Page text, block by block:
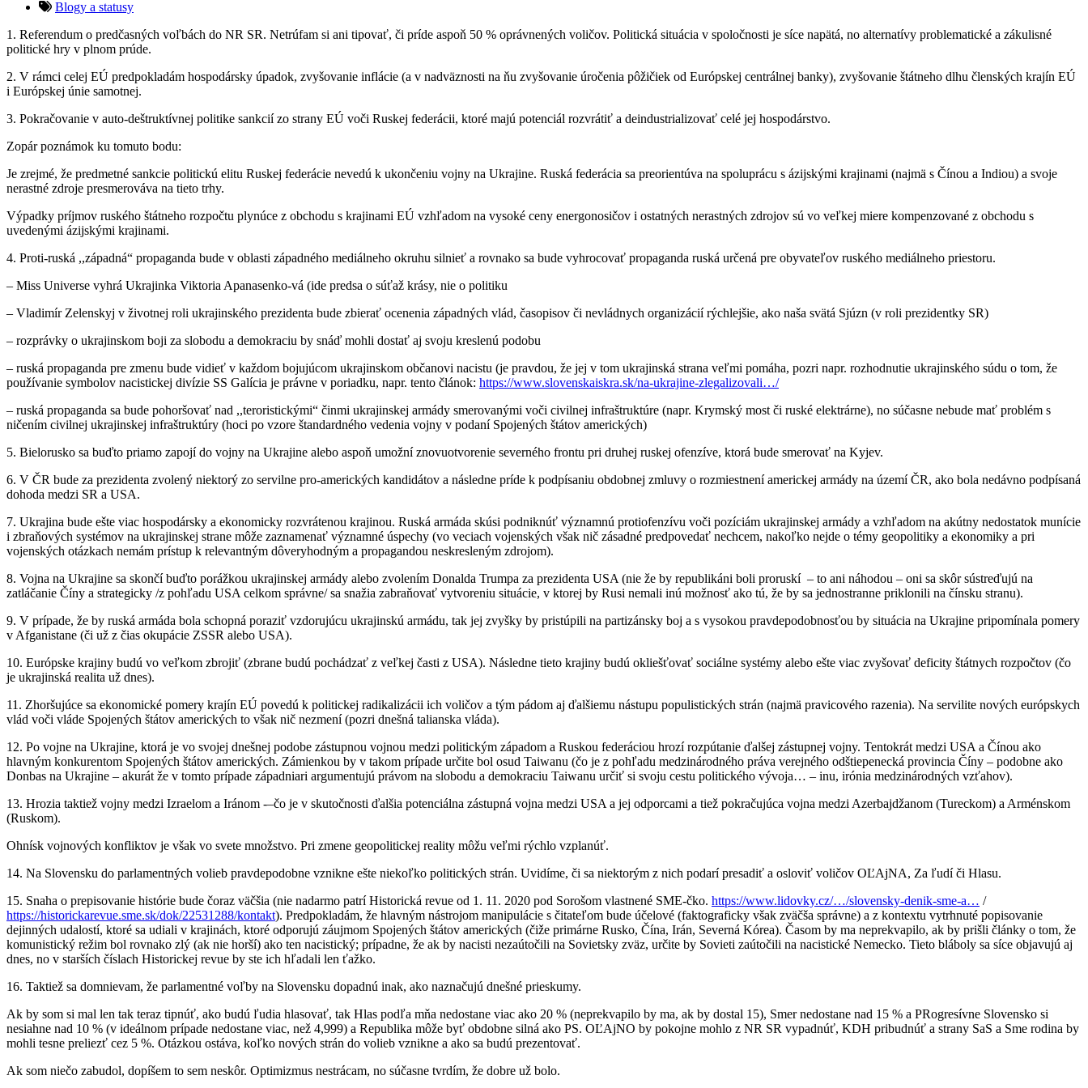
Blogy a statusy
1. Referendum o predčasných voľbách do NR SR. Netrúfam si ani tipovať, či príde aspoň 50 % oprávnených voličov. Politická situácia v spoločnosti je síce napätá, no alternatívy problematické a zákulisné
politické hry v plnom prúde.
2. V rámci celej EÚ predpokladám hospodársky úpadok, zvyšovanie inflácie (a v nadväznosti na ňu zvyšovanie úročenia pôžičiek od Európskej centrálnej banky), zvyšovanie štátneho dlhu členských krajín EÚ
i Európskej únie samotnej.
3. Pokračovanie v auto-deštruktívnej politike sankcií zo strany EÚ voči Ruskej federácii, ktoré majú potenciál rozvrátiť a deindustrializovať celé jej hospodárstvo.
Zopár poznámok ku tomuto bodu:
Je zrejmé, že predmetné sankcie politickú elitu Ruskej federácie nevedú k ukončeniu vojny na Ukrajine. Ruská federácia sa preorientúva na spoluprácu s ázijskými krajinami (najmä s Čínou a Indiou) a svoje
nerastné zdroje presmerováva na tieto trhy.
Výpadky príjmov ruského štátneho rozpočtu plynúce z obchodu s krajinami EÚ vzhľadom na vysoké ceny energonosičov i ostatných nerastných zdrojov sú vo veľkej miere kompenzované z obchodu s
uvedenými ázijskými krajinami.
4. Proti-ruská ,,západná“ propaganda bude v oblasti západného mediálneho okruhu silnieť a rovnako sa bude vyhrocovať propaganda ruská určená pre obyvateľov ruského mediálneho priestoru.
– Miss Universe vyhrá Ukrajinka Viktoria Apanasenko-vá (ide predsa o súťaž krásy, nie o politiku
– Vladimír Zelenskyj v životnej roli ukrajinského prezidenta bude zbierať ocenenia západných vlád, časopisov či nevládnych organizácií rýchlejšie, ako naša svätá Sjúzn (v roli prezidentky SR)
– rozprávky o ukrajinskom boji za slobodu a demokraciu by snáď mohli dostať aj svoju kreslenú podobu
– ruská propaganda pre zmenu bude vidieť v každom bojujúcom ukrajinskom občanovi nacistu (je pravdou, že jej v tom ukrajinská strana veľmi pomáha, pozri napr. rozhodnutie ukrajinského súdu o tom, že
používanie symbolov nacistickej divízie SS Galícia je právne v poriadku, napr. tento článok: https://www.slovenskaiskra.sk/na-ukrajine-zlegalizovali…/
– ruská propaganda sa bude pohoršovať nad ,,teroristickými“ činmi ukrajinskej armády smerovanými voči civilnej infraštruktúre (napr. Krymský most či ruské elektrárne), no súčasne nebude mať problém s
ničením civilnej ukrajinskej infraštruktúry (hoci po vzore štandardného vedenia vojny v podaní Spojených štátov amerických)
5. Bielorusko sa buďto priamo zapojí do vojny na Ukrajine alebo aspoň umožní znovuotvorenie severného frontu pri druhej ruskej ofenzíve, ktorá bude smerovať na Kyjev.
6. V ČR bude za prezidenta zvolený niektorý zo servilne pro-amerických kandidátov a následne príde k podpísaniu obdobnej zmluvy o rozmiestnení americkej armády na území ČR, ako bola nedávno podpísaná
dohoda medzi SR a USA.
7. Ukrajina bude ešte viac hospodársky a ekonomicky rozvrátenou krajinou. Ruská armáda skúsi podniknúť významnú protiofenzívu voči pozíciám ukrajinskej armády a vzhľadom na akútny nedostatok munície
i zbraňových systémov na ukrajinskej strane môže zaznamenať významné úspechy (vo veciach vojenských však nič zásadné predpovedať nechcem, nakoľko nejde o témy geopolitiky a ekonomiky a pri
vojenských otázkach nemám prístup k relevantným dôveryhodným a propagandou neskresleným zdrojom).
8. Vojna na Ukrajine sa skončí buďto porážkou ukrajinskej armády alebo zvolením Donalda Trumpa za prezidenta USA (nie že by republikáni boli proruskí – to ani náhodou – oni sa skôr sústreďujú na
zatláčanie Číny a strategicky /z pohľadu USA celkom správne/ sa snažia zabraňovať vytvoreniu situácie, v ktorej by Rusi nemali inú možnosť ako tú, že by sa jednostranne priklonili na čínsku stranu).
9. V prípade, že by ruská armáda bola schopná poraziť vzdorujúcu ukrajinskú armádu, tak jej zvyšky by pristúpili na partizánsky boj a s vysokou pravdepodobnosťou by situácia na Ukrajine pripomínala pomery
v Afganistane (či už z čias okupácie ZSSR alebo USA).
10. Európske krajiny budú vo veľkom zbrojiť (zbrane budú pochádzať z veľkej časti z USA). Následne tieto krajiny budú okliešťovať sociálne systémy alebo ešte viac zvyšovať deficity štátnych rozpočtov (čo
je ukrajinská realita už dnes).
11. Zhoršujúce sa ekonomické pomery krajín EÚ povedú k politickej radikalizácii ich voličov a tým pádom aj ďalšiemu nástupu populistických strán (najmä pravicového razenia). Na servilite nových európskych
vlád voči vláde Spojených štátov amerických to však nič nezmení (pozri dnešná talianska vláda).
12. Po vojne na Ukrajine, ktorá je vo svojej dnešnej podobe zástupnou vojnou medzi politickým západom a Ruskou federáciou hrozí rozpútanie ďalšej zástupnej vojny. Tentokrát medzi USA a Čínou ako
hlavným konkurentom Spojených štátov amerických. Zámienkou by v takom prípade určite bol osud Taiwanu (čo je z pohľadu medzinárodného práva verejného odštiepenecká provincia Číny – podobne ako
Donbas na Ukrajine – akurát že v tomto prípade západniari argumentujú právom na slobodu a demokraciu Taiwanu určiť si svoju cestu politického vývoja… – inu, irónia medzinárodných vzťahov).
13. Hrozia taktiež vojny medzi Izraelom a Iránom -–čo je v skutočnosti ďalšia potenciálna zástupná vojna medzi USA a jej odporcami a tiež pokračujúca vojna medzi Azerbajdžanom (Tureckom) a Arménskom
(Ruskom).
Ohnísk vojnových konfliktov je však vo svete množstvo. Pri zmene geopolitickej reality môžu veľmi rýchlo vzplanúť.
14. Na Slovensku do parlamentných volieb pravdepodobne vznikne ešte niekoľko politických strán. Uvidíme, či sa niektorým z nich podarí presadiť a osloviť voličov OĽAjNA, Za ľudí či Hlasu.
15. Snaha o prepisovanie histórie bude čoraz väčšia (nie nadarmo patrí Historická revue od 1. 11. 2020 pod Sorošom vlastnené SME-čko. https://www.lidovky.cz/…/slovensky-denik-sme-a… /
https://historickarevue.sme.sk/dok/22531288/kontakt). Predpokladám, že hlavným nástrojom manipulácie s čitateľom bude účelové (faktograficky však zväčša správne) a z kontextu vytrhnuté popisovanie
dejinných udalostí, ktoré sa udiali v krajinách, ktoré odporujú záujmom Spojených štátov amerických (čiže primárne Rusko, Čína, Irán, Severná Kórea). Časom by ma neprekvapilo, ak by prišli články o tom, že
komunistický režim bol rovnako zlý (ak nie horší) ako ten nacistický; prípadne, že ak by nacisti nezaútočili na Sovietsky zväz, určite by Sovieti zaútočili na nacistické Nemecko. Tieto bláboly sa síce objavujú aj
dnes, no v starších číslach Historickej revue by ste ich hľadali len ťažko.
16. Taktiež sa domnievam, že parlamentné voľby na Slovensku dopadnú inak, ako naznačujú dnešné prieskumy.
Ak by som si mal len tak teraz tipnúť, ako budú ľudia hlasovať, tak Hlas podľa mňa nedostane viac ako 20 % (neprekvapilo by ma, ak by dostal 15), Smer nedostane nad 15 % a PRogresívne Slovensko si
nesiahne nad 10 % (v ideálnom prípade nedostane viac, než 4,999) a Republika môže byť obdobne silná ako PS. OĽAjNO by pokojne mohlo z NR SR vypadnúť, KDH pribudnúť a strany SaS a Sme rodina by
mohli tesne preliezť cez 5 %. Otázkou ostáva, koľko nových strán do volieb vznikne a ako sa budú prezentovať.
Ak som niečo zabudol, dopíšem to sem neskôr. Optimizmus nestrácam, no súčasne tvrdím, že dobre už bolo.